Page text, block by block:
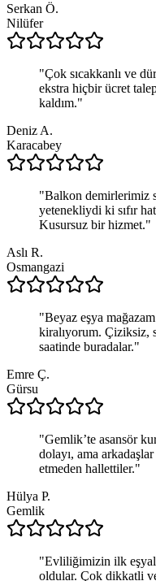
Serkan Ö.
Nilüfer
"Çok sıcakkanlı ve
ekstra hiçbir ücret
kaldım."
Deniz A.
Karacabey
"Balkon demirlerimiz
yetenekliydi ki sıfır
Kusursuz bir hizmet."
Aslı R.
Osmangazi
"Beyaz eşya
kiralıyorum. Çiziksiz,
saatinde buradalar."
Emre Ç.
Gürsu
"Gemlik’te asansör
dolayı, ama
etmeden hallettiler."
Hülya P.
Gemlik
"Evliliğimizin ilk
oldular. Çok dikkatli